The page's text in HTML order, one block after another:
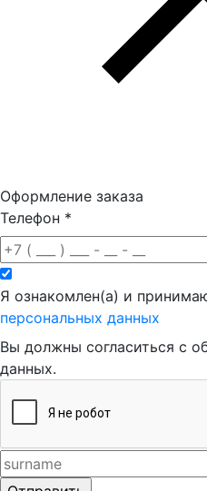
Оформление заказа
Телефон *
Я ознакомлен(а) и
персональных данных
Вы должны согласиться с
данных.